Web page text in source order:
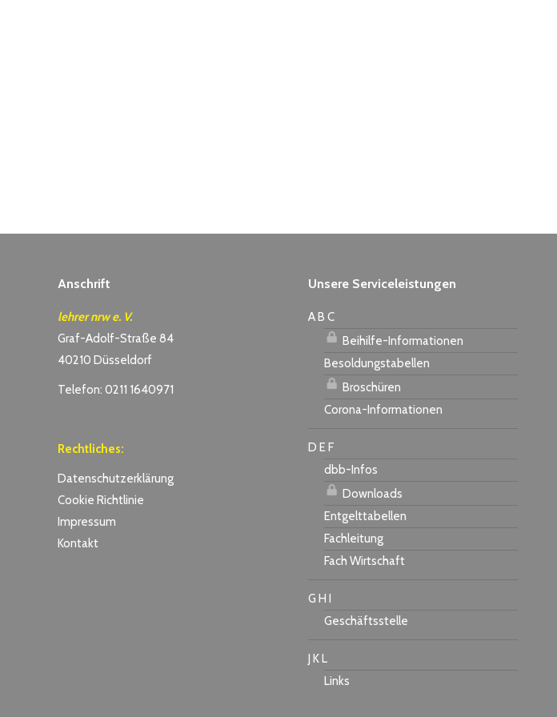
Anschrift
lehrer nrw e. V.
Graf-Adolf-Straße 84
40210 Düsseldorf
Telefon: 0211 1640971
Rechtliches:
Datenschutzerklärung
Cookie Richtlinie
Impressum
Kontakt
Unsere Serviceleistungen
A B C
Beihilfe-Informationen
Besoldungstabellen
Broschüren
Corona-Informationen
D E F
dbb-Infos
Downloads
Entgelttabellen
Fachleitung
Fach Wirtschaft
G H I
Geschäftsstelle
J K L
Links